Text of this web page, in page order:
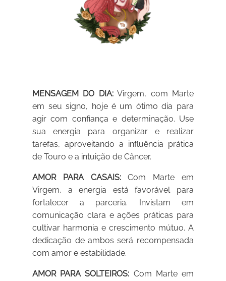
MENSAGEM DO DIA:Virgem, com Marte
em seu signo, hoje é um ótimo dia para
agir com confiança e determinação. Use
sua energia para organizar e realizar
tarefas, aproveitando a influência prática
de Touro e a intuição de Câncer.
AMOR PARA CASAIS:Com Marte em
Virgem, a energia está favorável para
fortalecer a parceria. Invistam em
comunicação clara e ações práticas para
cultivar harmonia e crescimento mútuo. A
dedicação de ambos será recompensada
com amor e estabilidade.
AMOR PARA SOLTEIROS: Com Marte em